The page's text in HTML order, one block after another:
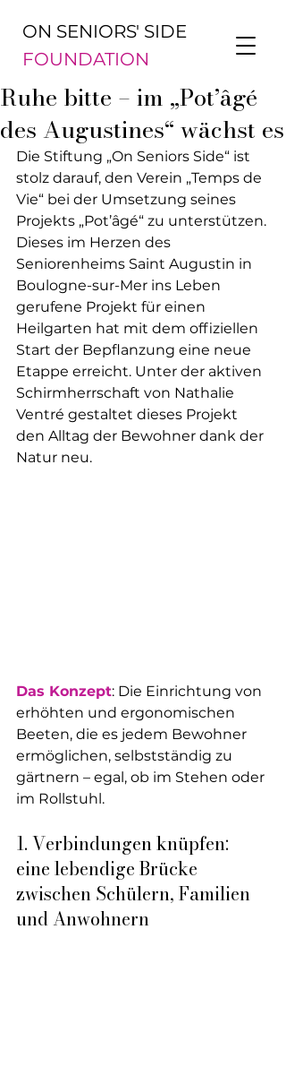
ON SENIORS' SIDE
FOUNDATION
Ruhe bitte – im „Pot’âgé
des Augustines“ wächst es
Die Stiftung „On Seniors Side“ ist
stolz darauf, den Verein „Temps de
Vie“ bei der Umsetzung seines
Projekts „Pot’âgé“ zu unterstützen.
Dieses im Herzen des
Seniorenheims Saint Augustin in
Boulogne-sur-Mer ins Leben
gerufene Projekt für einen
Heilgarten hat mit dem offiziellen
Start der Bepflanzung eine neue
Etappe erreicht. Unter der aktiven
Schirmherrschaft von Nathalie
Ventré gestaltet dieses Projekt
den Alltag der Bewohner dank der
Natur neu.
Das Konzept: Die Einrichtung von
erhöhten und ergonomischen
Beeten, die es jedem Bewohner
ermöglichen, selbstständig zu
gärtnern – egal, ob im Stehen oder
im Rollstuhl.
1. Verbindungen knüpfen:
eine lebendige Brücke
zwischen Schülern, Familien
und Anwohnern